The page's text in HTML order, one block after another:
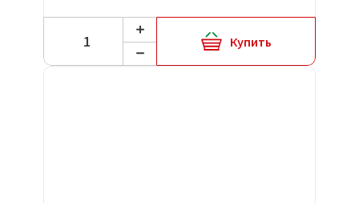
Купить